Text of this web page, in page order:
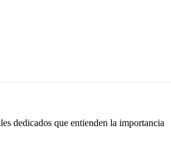
dedicados que entienden la importancia